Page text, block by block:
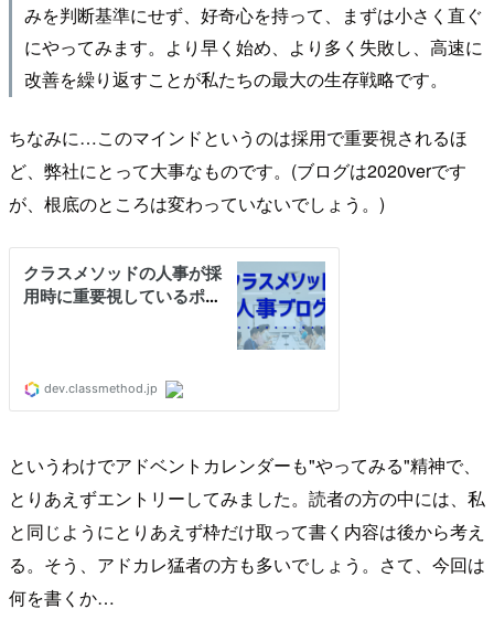
みを判断基準にせず、好奇心を持って、まずは小さく直ぐ
にやってみます。より早く始め、より多く失敗し、高速に
改善を繰り返すことが私たちの最大の生存戦略です。
ちなみに…このマインドというのは採用で重要視されるほ
ど、弊社にとって大事なものです。(ブログは2020verです
が、根底のところは変わっていないでしょう。)
というわけでアドベントカレンダーも"やってみる"精神で、
とりあえずエントリーしてみました。読者の方の中には、私
と同じようにとりあえず枠だけ取って書く内容は後から考え
る。そう、アドカレ猛者の方も多いでしょう。さて、今回は
何を書くか…